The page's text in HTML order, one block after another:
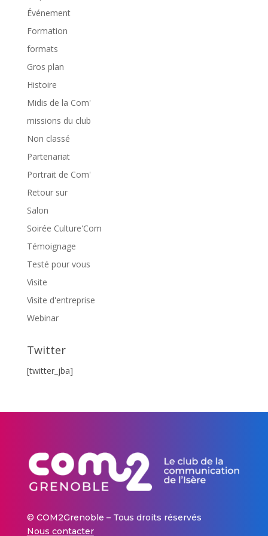
Événement
Formation
formats
Gros plan
Histoire
Midis de la Com'
missions du club
Non classé
Partenariat
Portrait de Com'
Retour sur
Salon
Soirée Culture'Com
Témoignage
Testé pour vous
Visite
Visite d'entreprise
Webinar
Twitter
[twitter_jba]
© COM2Grenoble – Tous droits réservés
Nous contacter